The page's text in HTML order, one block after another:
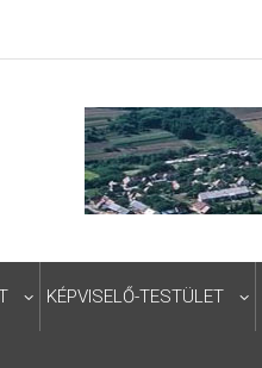
KÉPVISELŐ-TESTÜLET